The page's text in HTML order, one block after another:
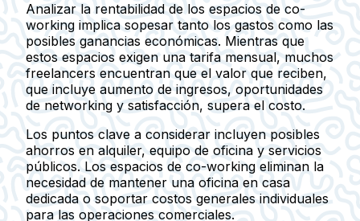
Analizar la rentabilidad de los espacios de co-
working implica sopesar tanto los gastos como las
posibles ganancias económicas. Mientras que
estos espacios exigen una tarifa mensual, muchos
freelancers encuentran que el valor que reciben,
que incluye aumento de ingresos, oportunidades
de networking y satisfacción, supera el costo.
Los puntos clave a considerar incluyen posibles
ahorros en alquiler, equipo de oficina y servicios
públicos. Los espacios de co-working eliminan la
necesidad de mantener una oficina en casa
dedicada o soportar costos generales individuales
para las operaciones comerciales.